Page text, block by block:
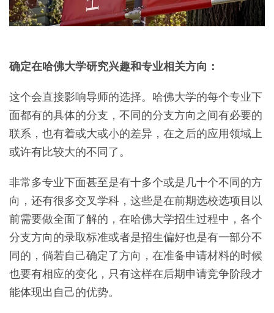
确定在哈佛大学研究兴趣和专业相关方向：
这个会直接影响导师的选择。哈佛大学的每个专业下
面都有的具体的分支，不同的分支方向之间有必要的
联系，也有着或大或小的差异，在之后的应用领域上
或许有比较大的不同了。
非常多专业下面甚至是有十多个或是几十个不同的方
向，还有很多交叉学科，这些是在前期选校选项目以
前需要做全面了解的，在哈佛大学招生过程中，各个
分支方向的录取标准或者是招生偏好也是有一部分不
同的，倘若自己确定了方向，在准备申请材料的时候
也要有相应的变化，只有这样在后期申请竞争阶段才
能体现出自己的优势。